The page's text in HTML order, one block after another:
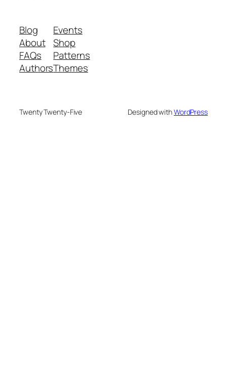
Blog
About
FAQs
Authors
Events
Shop
Patterns
Themes
Twenty Twenty-Five Designed withWordPress